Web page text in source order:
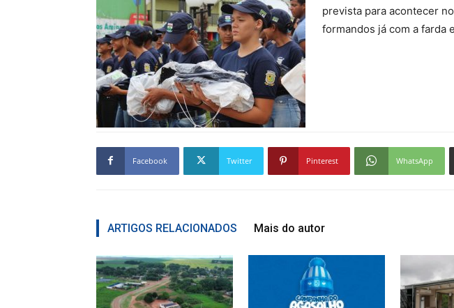
prevista para acontecer
formandos já com a farda
Facebook Twitter Pinterest WhatsApp
ARTIGOS RELACIONADOS Mais do autor